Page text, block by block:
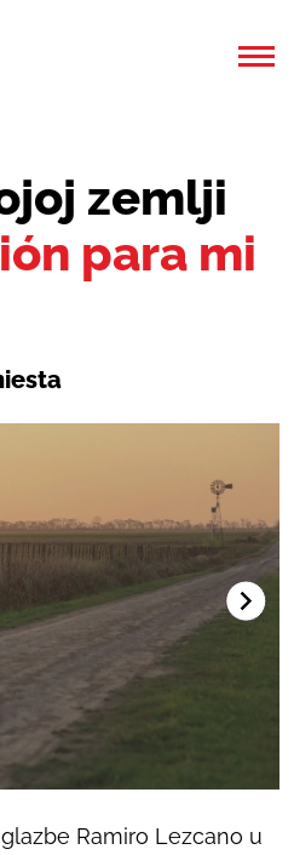
zemlji
para mi
Ramiro Lezcano u